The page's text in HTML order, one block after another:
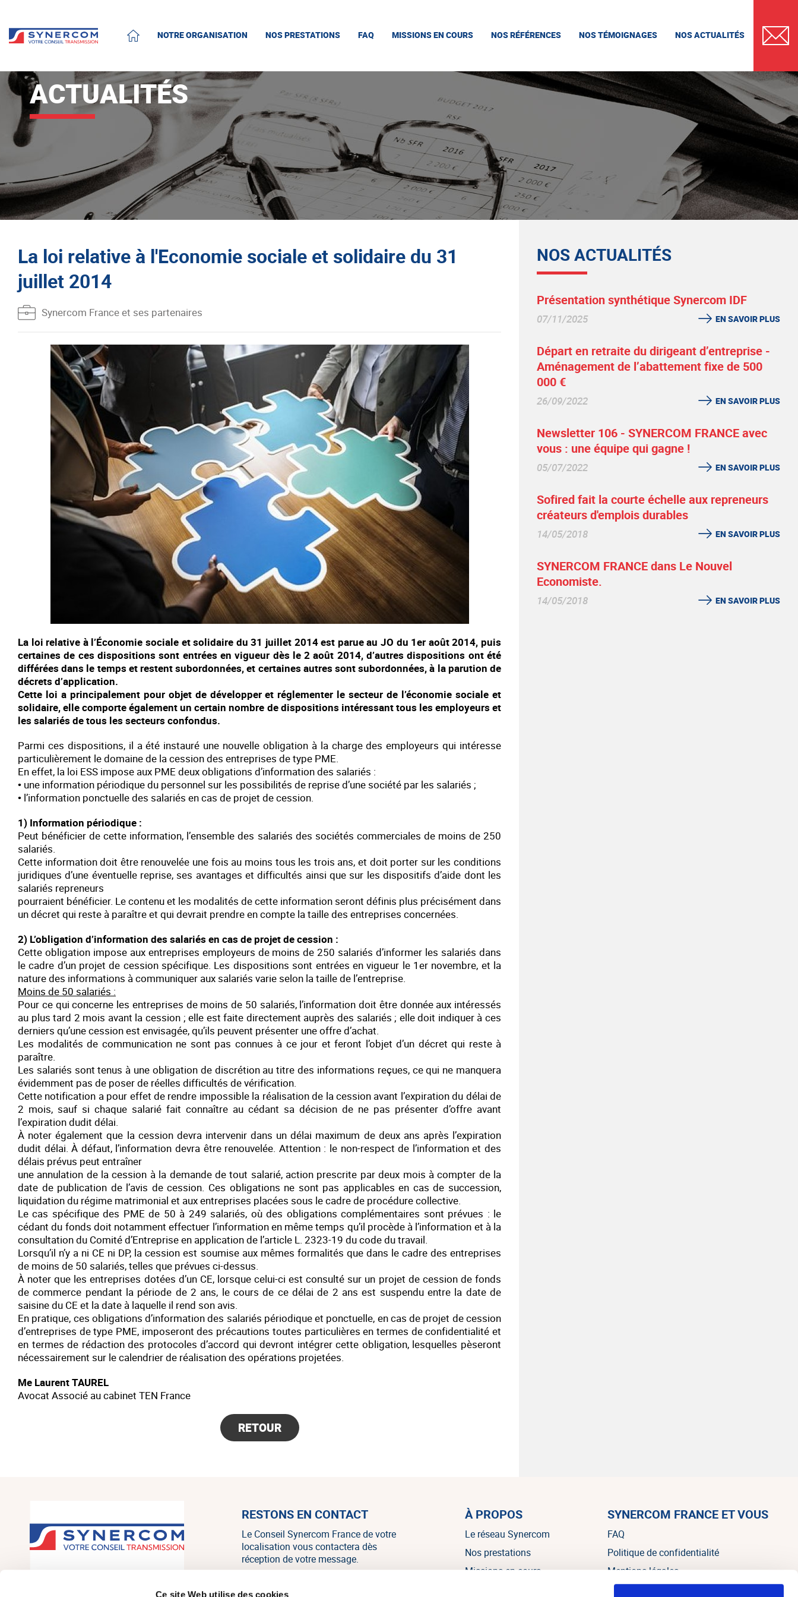
Ce site Web utilise des cookies
ACCUEIL
NOTRE ORGANISATION NOS PRESTATIONS FAQ MISSIONS EN COURS NOS RÉFÉRENCES NOS TÉMOIGNAGES NOS ACTUALITÉS
ACTUALITÉS
La loi relative à l'Economie sociale et solidaire du 31
juillet 2014
Synercom France et ses partenaires
La loi relative à l’Économie sociale et solidaire du 31 juillet 2014 est parue au JO du 1er août 2014, puis
certaines de ces dispositions sont entrées en vigueur dès le 2 août 2014, d’autres dispositions ont été
différées dans le temps et restent subordonnées, et certaines autres sont subordonnées, à la parution de
décrets d’application.
Cette loi a principalement pour objet de développer et réglementer le secteur de l’économie sociale et
solidaire, ellecomporte également un certain nombre de dispositions intéressant tous les employeurs et
les salariés de tous les secteurs confondus.
Parmi ces dispositions, il a été instauré une nouvelle obligation à la charge des employeurs qui intéresse
particulièrement le domaine de la cession des entreprises de type PME.
En effet, la loi ESS impose aux PME deux obligations d’information des salariés :
• une information périodique du personnel sur les possibilités de reprise d’une société par les salariés ;
• l’information ponctuelle des salariés en cas de projet de cession.
1) Information périodique :
Peut bénéficier de cette information, l’ensemble des salariés des sociétés commerciales de moins de 250
salariés.
Cette information doit être renouvelée une fois au moins tous les trois ans, et doit porter sur les conditions
juridiques d’une éventuelle reprise, ses avantages et difficultés ainsi que sur les dispositifs d’aide dont les
salariés repreneurs
pourraient bénéficier. Le contenu et les modalités de cette information seront définis plus précisément dans
un décret qui reste à paraître et qui devrait prendre en compte la taille des entreprises concernées.
2) L’obligation d’information des salariés en cas de projet de cession :
Cette obligation impose aux entreprises employeurs de moins de 250 salariés d’informer les salariés dans
le cadre d’un projet de cession spécifique. Les dispositions sont entrées en vigueur le 1er novembre, et la
nature des informations à communiquer aux salariés varie selon la taille de l’entreprise.
Moins de 50 salariés :
Pour ce qui concerne les entreprises de moins de 50 salariés, l’information doit être donnée aux intéressés
au plus tard 2 mois avant la cession ; elle est faite directement auprès des salariés ; elle doit indiquer à ces
derniers qu’une cession est envisagée, qu’ils peuvent présenter une offre d’achat.
Les modalités de communication ne sont pas connues à ce jour et feront l’objet d’un décret qui reste à
paraître.
Les salariés sont tenus à une obligation de discrétion au titre des informations reçues, ce qui ne manquera
évidemment pas de poser de réelles difficultés de vérification.
Cette notification a pour effet de rendre impossible la réalisation de la cession avant l’expiration du délai de
2 mois, sauf si chaque salarié fait connaître au cédant sa décision de ne pas présenter d’offre avant
l’expiration dudit délai.
À noter également que la cession devra intervenir dans un délai maximum de deux ans après l’expiration
dudit délai. À défaut, l’information devra être renouvelée. Attention : le non-respect de l’information et des
délais prévus peut entraîner
une annulation de la cession à la demande de tout salarié, action prescrite par deux mois à compter de la
date de publication de l’avis de cession. Ces obligations ne sont pas applicables en cas de succession,
liquidation du régime matrimonial et aux entreprises placées sous le cadre de procédure collective.
Le cas spécifique des PME de 50 à 249 salariés, où des obligations complémentaires sont prévues : le
cédant du fonds doit notamment effectuer l’information en même temps qu’il procède à l’information et à la
consultation du Comité d’Entreprise en application de l’article L. 2323-19 du code du travail.
Lorsqu’il n’y a ni CE ni DP, la cession est soumise aux mêmes formalités que dans le cadre des entreprises
de moins de 50 salariés, telles que prévues ci-dessus.
À noter que les entreprises dotées d’un CE, lorsque celui-ci est consulté sur un projet de cession de fonds
de commerce pendant la période de 2 ans, le cours de ce délai de 2 ans est suspendu entre la date de
saisine du CE et la date à laquelle il rend son avis.
En pratique, ces obligations d’information des salariés périodique et ponctuelle, en cas de projet de cession
d’entreprises de type PME, imposeront des précautions toutes particulières en termes de confidentialité et
en termes de rédaction des protocoles d’accord qui devront intégrer cette obligation, lesquelles pèseront
nécessairement sur le calendrier de réalisation des opérations projetées.
Me Laurent TAUREL
Avocat Associé au cabinet TEN France
RETOUR
NOS ACTUALITÉS
Présentation synthétique Synercom IDF
07/11/2025 EN SAVOIR PLUS
Départ en retraite du dirigeant d’entreprise -
Aménagement de l’abattement fixe de 500
000 €
26/09/2022 EN SAVOIR PLUS
Newsletter 106 - SYNERCOM FRANCE avec
vous : une équipe qui gagne !
05/07/2022 EN SAVOIR PLUS
Sofired fait la courte échelle aux repreneurs
créateurs d'emplois durables
14/05/2018 EN SAVOIR PLUS
SYNERCOM FRANCE dans Le Nouvel
Economiste.
14/05/2018 EN SAVOIR PLUS
SYNERCOM France est un réseau
RESTONS EN CONTACT
Le Conseil Synercom France de votre
localisation vous contactera dès
réception de votre message.
NOUS CONTACTER
À PROPOS
Le réseau Synercom
Nos prestations
Missions en cours
SYNERCOM FRANCE ET VOUS
FAQ
Politique de confidentialité
Mentions légales